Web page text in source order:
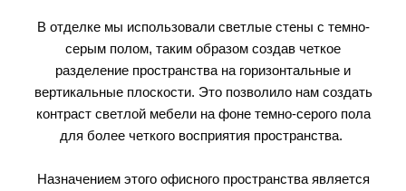
В отделке мы использовали светлые стены с темно-
серым полом, таким образом создав четкое
разделение пространства на горизонтальные и
вертикальные плоскости. Это позволило нам создать
контраст светлой мебели на фоне темно-серого пола
для более четкого восприятия пространства.
Назначением этого офисного пространства является